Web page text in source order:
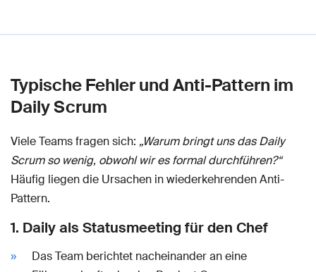
Typische Fehler und Anti-Pattern im
Daily Scrum
Viele Teams fragen sich: „Warum bringt uns das Daily
Scrum so wenig, obwohl wir es formal durchführen?“
Häufig liegen die Ursachen in wiederkehrenden Anti-
Pattern.
1. Daily als Statusmeeting für den Chef
Das Team berichtet nacheinander an eine